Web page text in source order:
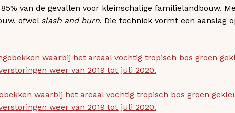
van de gevallen voor kleinschalige familielandbouw.
ofwel slash and burn. Die techniek vormt een aanslag
waarbij het areaal vochtig tropisch bos groen
weer van 2019 tot juli 2020.